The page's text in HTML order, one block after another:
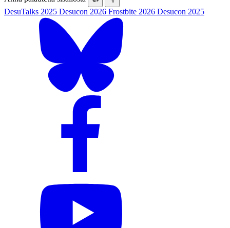
DesuTalks 2025 Desucon 2026 Frostbite 2026 Desucon 2025